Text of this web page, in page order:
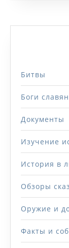
Битвы
Боги славян
Документы
Изучение
История в
Обзоры
Оружие и
Факты и